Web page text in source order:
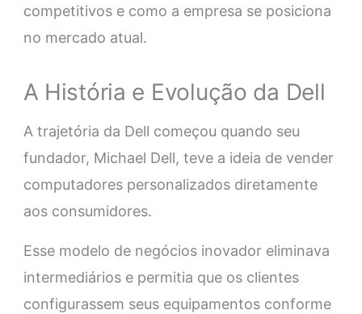
competitivos e como a empresa se posiciona
no mercado atual.
A História e Evolução da Dell
A trajetória da Dell começou quando seu
fundador, Michael Dell, teve a ideia de vender
computadores personalizados diretamente
aos consumidores.
Esse modelo de negócios inovador eliminava
intermediários e permitia que os clientes
configurassem seus equipamentos conforme